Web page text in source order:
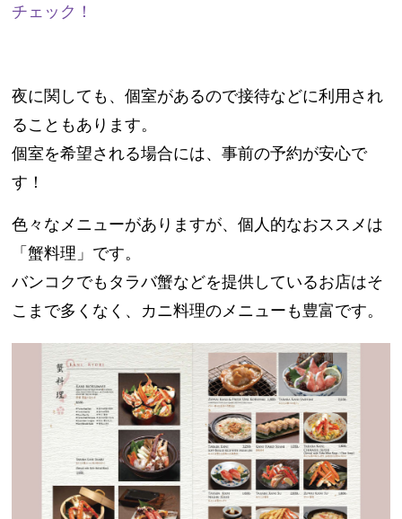
チェック！
夜に関しても、個室があるので接待などに利用され
ることもあります。
個室を希望される場合には、事前の予約が安心で
す！
色々なメニューがありますが、個人的なおススメは
「蟹料理」です。
バンコクでもタラバ蟹などを提供しているお店はそ
こまで多くなく、カニ料理のメニューも豊富です。